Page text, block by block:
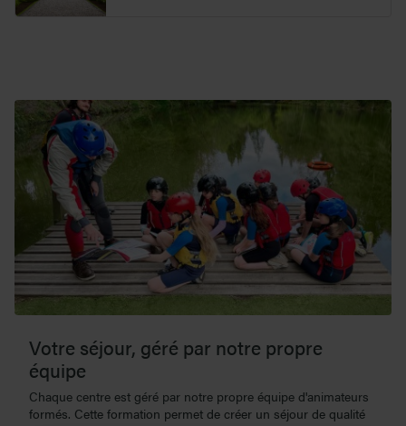
Votre séjour, géré par notre propre
équipe
Chaque centre est géré par notre propre équipe d'animateurs
formés. Cette formation permet de créer un séjour de qualité